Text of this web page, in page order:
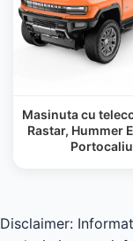
Masinuta cu
Rastar, Hummer
Portocaliu
Disclaimer: